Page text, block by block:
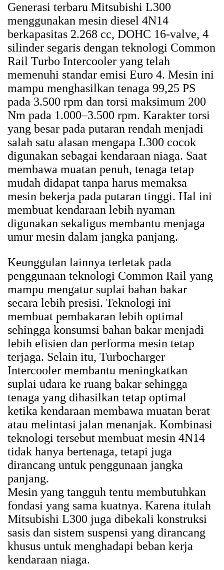
Generasi terbaru Mitsubishi L300
menggunakan mesin diesel 4N14
berkapasitas 2.268 cc, DOHC 16-valve, 4
silinder segaris dengan teknologi Common
Rail Turbo Intercooler yang telah
memenuhi standar emisi Euro 4. Mesin ini
mampu menghasilkan tenaga 99,25 PS
pada 3.500 rpm dan torsi maksimum 200
Nm pada 1.000–3.500 rpm. Karakter torsi
yang besar pada putaran rendah menjadi
salah satu alasan mengapa L300 cocok
digunakan sebagai kendaraan niaga. Saat
membawa muatan penuh, tenaga tetap
mudah didapat tanpa harus memaksa
mesin bekerja pada putaran tinggi. Hal ini
membuat kendaraan lebih nyaman
digunakan sekaligus membantu menjaga
umur mesin dalam jangka panjang.
Keunggulan lainnya terletak pada
penggunaan teknologi Common Rail yang
mampu mengatur suplai bahan bakar
secara lebih presisi. Teknologi ini
membuat pembakaran lebih optimal
sehingga konsumsi bahan bakar menjadi
lebih efisien dan performa mesin tetap
terjaga. Selain itu, Turbocharger
Intercooler membantu meningkatkan
suplai udara ke ruang bakar sehingga
tenaga yang dihasilkan tetap optimal
ketika kendaraan membawa muatan berat
atau melintasi jalan menanjak. Kombinasi
teknologi tersebut membuat mesin 4N14
tidak hanya bertenaga, tetapi juga
dirancang untuk penggunaan jangka
panjang.
Mesin yang tangguh tentu membutuhkan
fondasi yang sama kuatnya. Karena itulah
Mitsubishi L300 juga dibekali konstruksi
sasis dan sistem suspensi yang dirancang
khusus untuk menghadapi beban kerja
kendaraan niaga.